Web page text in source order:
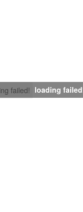
failed! loading